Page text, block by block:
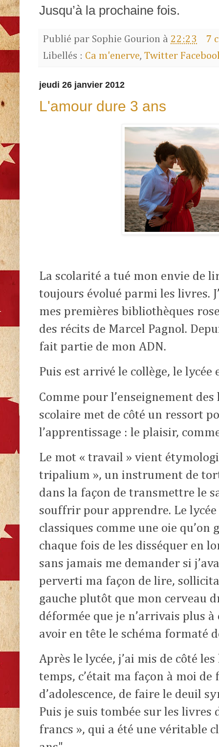
Jusqu’à la prochaine fois.
Publié par Sophie Gourion à 22:23
7
Libellés : Ca m'enerve, Twitter
jeudi 26 janvier 2012
L'amour dure 3 ans
La scolarité a tué mon envie de
toujours évolué parmi les livres.
mes premières bibliothèques
des récits de Marcel Pagnol.
fait partie de mon ADN.
Puis est arrivé le collège, le
Comme pour l’enseignement
scolaire met de côté un ressort
l’apprentissage : le plaisir,
Le mot « travail » vient
tripalium », un instrument de
dans la façon de transmettre le
souffrir pour apprendre. Le
classiques comme une oie qu’on
chaque fois de les disséquer en
sans jamais me demander si
perverti ma façon de lire,
gauche plutôt que mon cerveau
déformée que je n’arrivais plus
avoir en tête le schéma formaté
Après le lycée, j’ai mis de côté
temps, c’était ma façon à moi de
d’adolescence, de faire le deuil
Puis je suis tombée sur les livres
francs », qui a été une véritable